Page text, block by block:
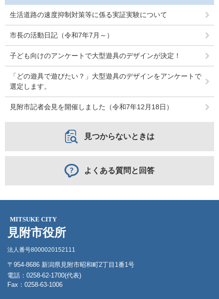
生活道路の速度抑制対策等に係る実証実験について
市長の活動日記（令和7年7月～）
子ども向けのアンケートで大型遊具のデザインが決定！
「どの遊具で遊びたい？」大型遊具のデザインをアンケートで
選定します。
見附市記者会見を開催しました（令和7年12月18日）
見つからないときは
よくある質問と回答
MITSUKE CITY
見附市役所
法人番号8000020152111
〒954-8686 新潟県見附市昭和町2丁目1番1号
電話：0258-62-1700(代表)
Fax：0258-63-1006